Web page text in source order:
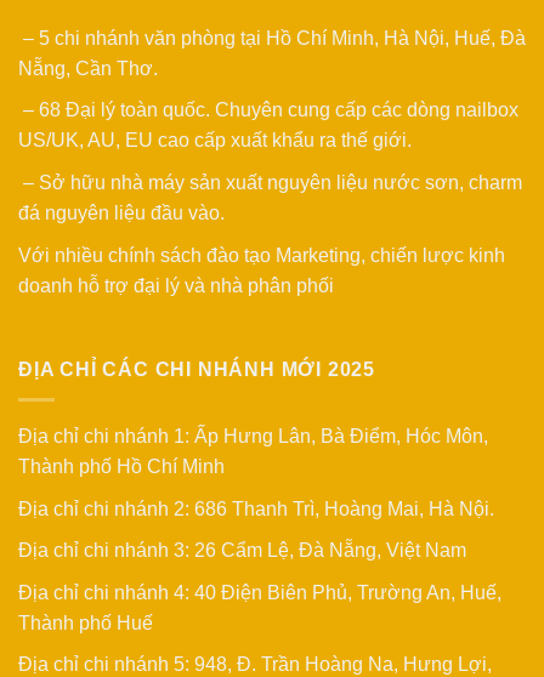
– 5 chi nhánh văn phòng tại Hồ Chí Minh, Hà Nội, Huế, Đà
Nẵng, Cần Thơ.
– 68 Đại lý toàn quốc. Chuyên cung cấp các dòng nailbox
US/UK, AU, EU cao cấp xuất khẩu ra thế giới.
– Sở hữu nhà máy sản xuất nguyên liệu nước sơn, charm
đá nguyên liệu đầu vào.
Với nhiều chính sách đào tạo Marketing, chiến lược kinh
doanh hỗ trợ đại lý và nhà phân phối
ĐỊA CHỈ CÁC CHI NHÁNH MỚI 2025
Địa chỉ chi nhánh 1: Ấp Hưng Lân, Bà Điểm, Hóc Môn,
Thành phố Hồ Chí Minh
Địa chỉ chi nhánh 2: 686 Thanh Trì, Hoàng Mai, Hà Nội.
Địa chỉ chi nhánh 3: 26 Cẩm Lệ, Đà Nẵng, Việt Nam
Địa chỉ chi nhánh 4: 40 Điện Biên Phủ, Trường An, Huế,
Thành phố Huế
Địa chỉ chi nhánh 5: 948, Đ. Trần Hoàng Na, Hưng Lợi,